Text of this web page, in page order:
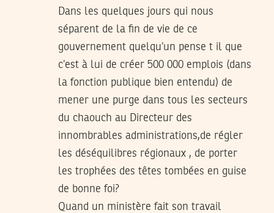
Dans les quelques jours qui nous
séparent de la fin de vie de ce
gouvernement quelqu’un pense t il que
c’est à lui de créer 500 000 emplois (dans
la fonction publique bien entendu) de
mener une purge dans tous les secteurs
du chaouch au Directeur des
innombrables administrations,de régler
les déséquilibres régionaux , de porter
les trophées des têtes tombées en guise
de bonne foi?
Quand un ministère fait son travail